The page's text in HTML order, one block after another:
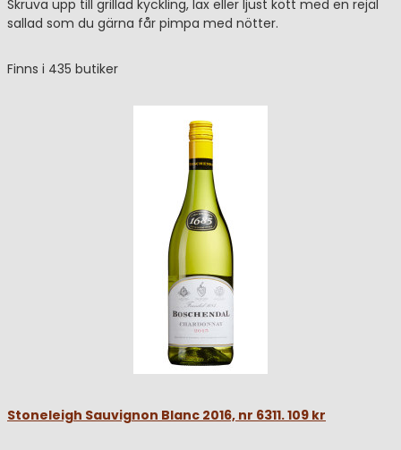
Skruva upp till grillad kyckling, lax eller ljust kött med en rejäl
sallad som du gärna får pimpa med nötter.
Finns i 435 butiker
Stoneleigh Sauvignon Blanc 2016, nr 6311. 109 kr